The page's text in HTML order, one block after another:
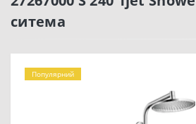
ситема
Популярний